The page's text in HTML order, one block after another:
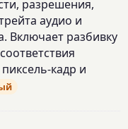
разрешения,
аудио и
Включает разбивку
кадр и